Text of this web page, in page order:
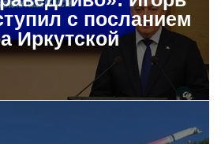
с посланием
Иркутской